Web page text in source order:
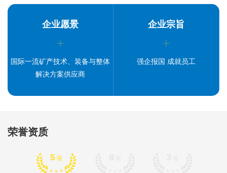
企业愿景
国际一流矿产技术、装备与整体
解决方案供应商
企业宗旨
强企报国 成就员工
荣誉资质
5项